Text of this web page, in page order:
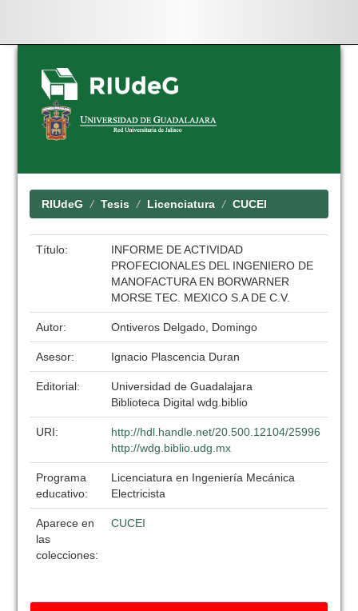
Skip
navigation
RIUdeG Tesis Licenciatura CUCEI
Título:
INFORME DE ACTIVIDAD
PROFECIONALES DEL INGENIERO DE
MANOFACTURA EN BORWARNER
MORSE TEC. MEXICO S.A DE C.V.
Autor: Ontiveros Delgado, Domingo
Asesor: Ignacio Plascencia Duran
Editorial:
Universidad de Guadalajara
Biblioteca Digital wdg.biblio
URI:
http://hdl.handle.net/20.500.12104/25996
http://wdg.biblio.udg.mx
Programa
educativo:
Licenciatura en Ingeniería Mecánica
Electricista
Aparece en
las
colecciones:
CUCEI